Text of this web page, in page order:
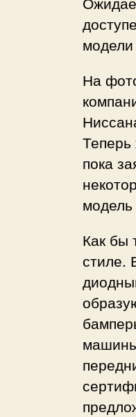
На
пока
Как бы
стиле.